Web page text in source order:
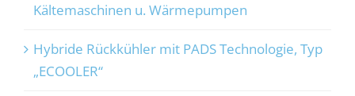
Kältemaschinen u. Wärmepumpen
Hybride Rückkühler mit PADS Technologie, Typ
„ECOOLER“